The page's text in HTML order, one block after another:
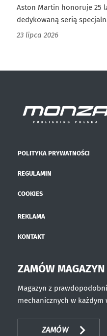
Aston Martin honoruje 25
dedykowaną serią
23 lipca 2026
POLITYKA PRYWATNOŚCI
REGULAMIN
COOKIES
REKLAMA
KONTAKT
ZAMÓW
Magazyn z
mechanicznych w każdym
ZAMÓW